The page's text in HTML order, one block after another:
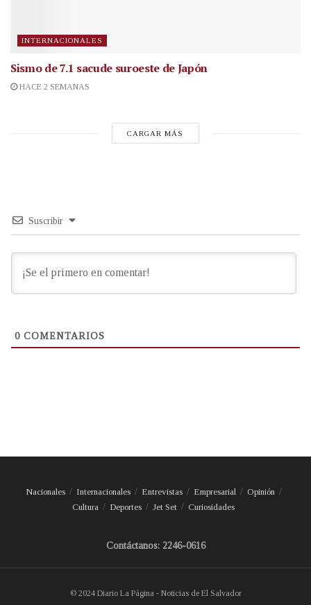
INTERNACIONALES
Sismo de 7.1 sacude suroeste de Japón
HACE 2 SEMANAS
CARGAR MÁS
Suscribir
0 COMENTARIOS
Nacionales Internacionales Entrevistas Empresarial
Opinión
Cultura
Deportes Jet Set Curiosidades
Contáctanos: 2246-0616
© 2024 Diario La Página - Noticias de El Salvador